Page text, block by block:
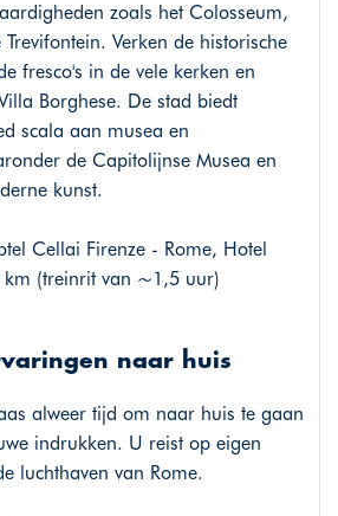
zoals het Colosseum,
Trevifontein. Verken de historische
fresco's in de vele kerken en
Borghese. De stad biedt
scala aan musea en
de Capitolijnse Musea en
kunst.
Cellai Firenze - Rome, Hotel
km (treinrit van ~1,5 uur)
naar huis
alweer tijd om naar huis te gaan
indrukken. U reist op eigen
luchthaven van Rome.